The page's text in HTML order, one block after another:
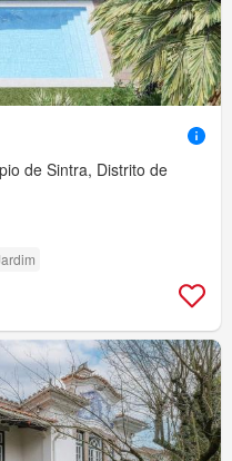
de Sintra, Distrito de